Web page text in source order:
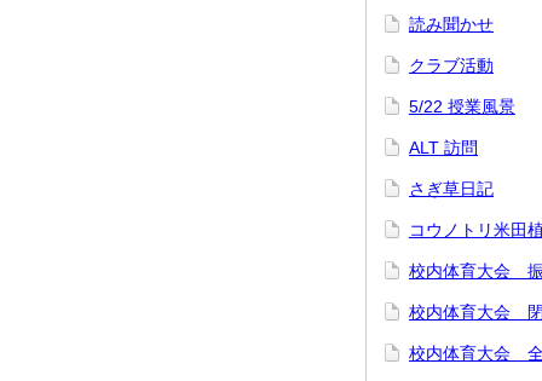
読み聞かせ
クラブ活動
5/22 授業風景
ALT 訪問
さぎ草日記
コウノトリ米田
校内体育大会
校内体育大会
校内体育大会